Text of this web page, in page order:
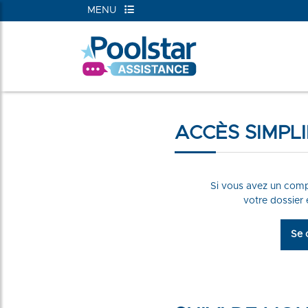
MENU
ACCÈS
Si vous avez un
votre dossier
Se